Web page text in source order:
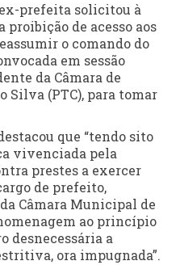
ex-prefeita solicitou à
proibição de acesso aos
o comando do
em sessão
da Câmara de
Silva (PTC), para tomar
que “tendo sito
vivenciada pela
prestes a exercer
de prefeito,
Câmara Municipal de
ao princípio
desnecessária a
ora impugnada”.